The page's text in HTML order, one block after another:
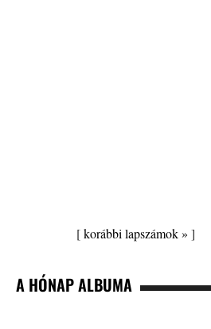
[korábbi lapszámok » ]
A HÓNAP ALBUMA